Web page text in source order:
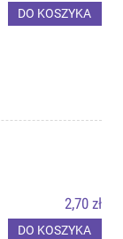
DO KOSZYKA
2,70 zł
DO KOSZYKA